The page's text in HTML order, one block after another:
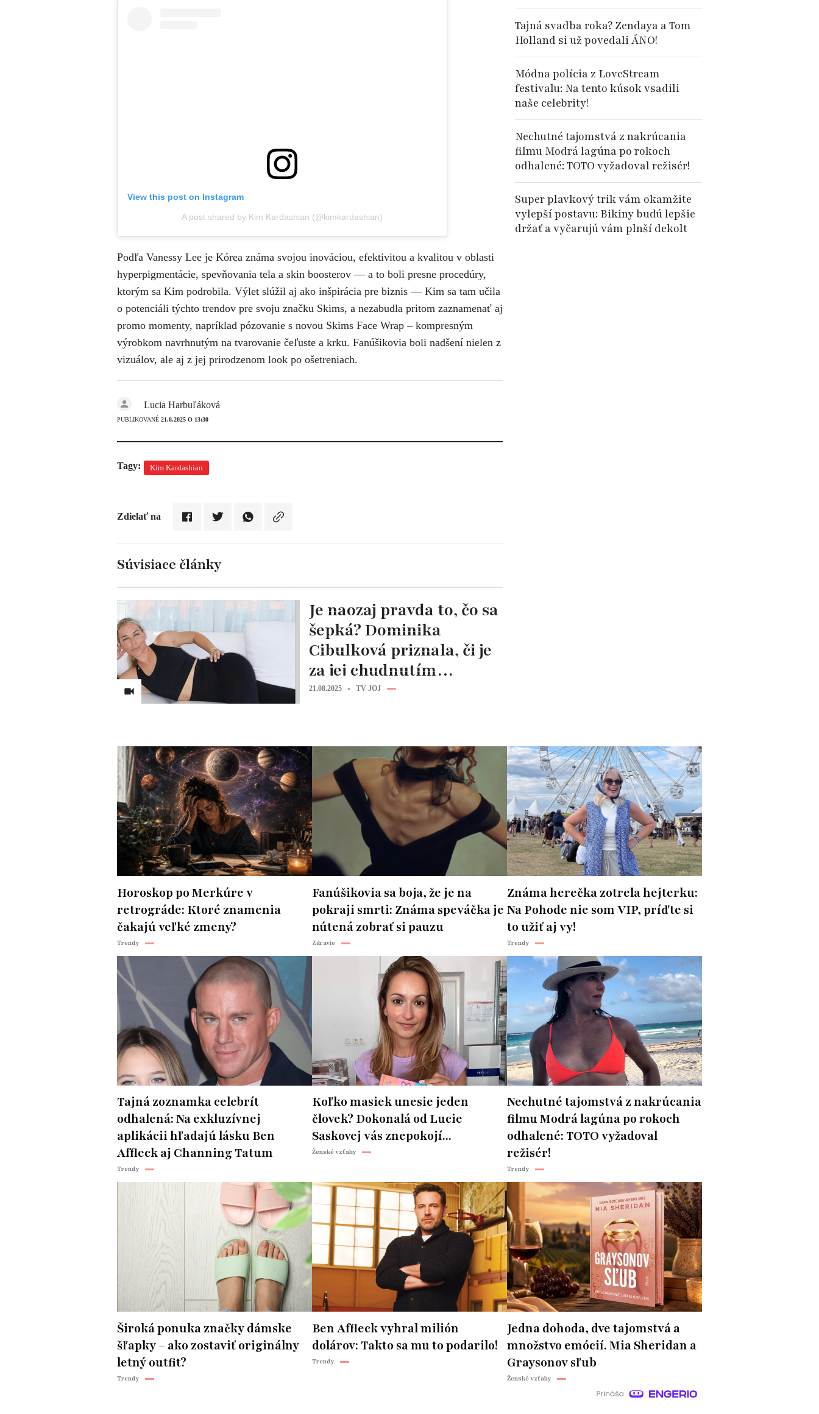
View this post on Instagram
A post shared by Kim Kardashian (@kimkardashian)
Podľa Vanessy Lee je Kórea známa svojou inováciou, efektivitou a kvalitou v oblasti
hyperpigmentácie, spevňovania tela a skin boosterov — a to boli presne procedúry,
ktorým sa Kim podrobila. Výlet slúžil aj ako inšpirácia pre biznis — Kim sa tam učila
o potenciáli týchto trendov pre svoju značku Skims, a nezabudla pritom zaznamenať aj
promo momenty, napríklad pózovanie s novou Skims Face Wrap – kompresným
výrobkom navrhnutým na tvarovanie čeľuste a krku. Fanúšikovia boli nadšení nielen z
vizuálov, ale aj z jej prirodzenom look po ošetreniach.
Lucia Harbuľáková
PUBLIKOVANÉ 21.8.2025 O 13:30
Tagy: Kim Kardashian
Zdielať na
Súvisiace články
Je naozaj pravda to, čo sa
šepká? Dominika
Cibulková priznala, či je
za jej chudnutím
Ozempic!
21.08.2025 TV JOJ
Tajná svadba roka? Zendaya a Tom
Holland si už povedali ÁNO!
Módna polícia z LoveStream
festivalu: Na tento kúsok vsadili
naše celebrity!
Nechutné tajomstvá z nakrúcania
filmu Modrá lagúna po rokoch
odhalené: TOTO vyžadoval režisér!
Super plavkový trik vám okamžite
vylepší postavu: Bikiny budú lepšie
držať a vyčarujú vám plnší dekolt
Horoskop po Merkúre v
retrográde: Ktoré znamenia
čakajú veľké zmeny?
Trendy
Fanúšikovia sa boja, že je na
pokraji smrti: Známa speváčka je
nútená zobrať si pauzu
Zdravie
Známa herečka zotrela hejterku:
Na Pohode nie som VIP, príďte si
to užiť aj vy!
Trendy
Tajná zoznamka celebrít
odhalená: Na exkluzívnej
aplikácii hľadajú lásku Ben
Affleck aj Channing Tatum
Trendy
Koľko masiek unesie jeden
človek? Dokonalá od Lucie
Saskovej vás znepokojí...
Ženské vzťahy
Nechutné tajomstvá z nakrúcania
filmu Modrá lagúna po rokoch
odhalené: TOTO vyžadoval
režisér!
Trendy
Široká ponuka značky dámske
šľapky – ako zostaviť originálny
letný outfit?
Trendy
Ben Affleck vyhral milión
dolárov: Takto sa mu to podarilo!
Trendy
Jedna dohoda, dve tajomstvá a
množstvo emócií. Mia Sheridan a
Graysonov sľub
Ženské vzťahy